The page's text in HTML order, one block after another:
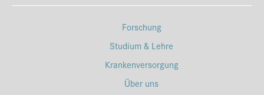
Forschung
Studium & Lehre
Krankenversorgung
Über uns